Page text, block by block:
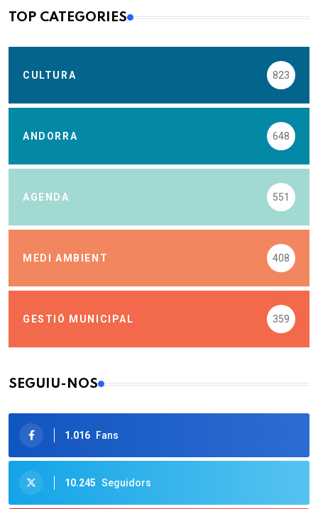
TOP CATEGORIES
CULTURA 823
ANDORRA 648
AGENDA 551
MEDI AMBIENT 408
GESTIÓ MUNICIPAL 359
SEGUIU-NOS
1.016 Fans
10.245 Seguidors